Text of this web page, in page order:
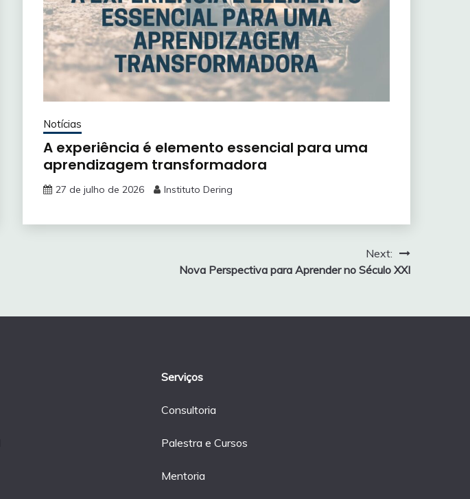
Notícias
A experiência é elemento essencial para uma
aprendizagem transformadora
27 de julho de 2026 Instituto Dering
Next:
Nova Perspectiva para Aprender no Século XXI
Serviços
Consultoria
Palestra e Cursos
Mentoria